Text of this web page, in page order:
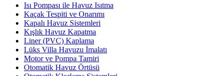
Isı Pompası ile Havuz Isıtma
Kaçak Tespiti ve Onarımı
Kapalı Havuz Sistemleri
Kışlık Havuz Kapatma
Liner (PVC) Kaplama
Lüks Villa Havuzu İmalatı
Motor ve Pompa Tamiri
Otomatik Havuz Örtüsü